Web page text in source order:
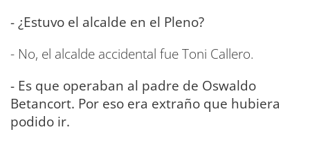
- ¿Estuvo el alcalde en el Pleno?
- No, el alcalde accidental fue Toni Callero.
- Es que operaban al padre de Oswaldo
Betancort. Por eso era extraño que hubiera
podido ir.